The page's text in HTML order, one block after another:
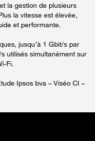
la gestion de plusieurs
la vitesse est élevée,
et performante.
jusqu’à 1 Gbit/s par
utilisés simultanément sur
Fi.
Ipsos bva – Viséo CI –